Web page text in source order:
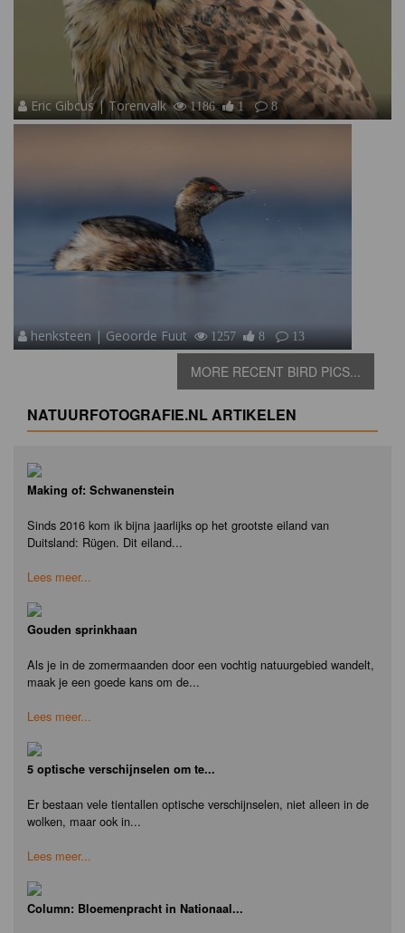
Eric Gibcus | Torenvalk 1186 1 8
henksteen | Geoorde Fuut 1257 8 13
MORE RECENT BIRD PICS...
NATUURFOTOGRAFIE.NL ARTIKELEN
Making of: Schwanenstein
Sinds 2016 kom ik bijna jaarlijks op het grootste eiland van
Duitsland: Rügen. Dit eiland...
Lees meer...
Gouden sprinkhaan
Als je in de zomermaanden door een vochtig natuurgebied wandelt,
maak je een goede kans om de...
Lees meer...
5 optische verschijnselen om te...
Er bestaan vele tientallen optische verschijnselen, niet alleen in de
wolken, maar ook in...
Lees meer...
Column: Bloemenpracht in Nationaal...